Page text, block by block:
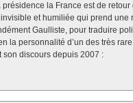
la France est de
et humiliée qui prend une
Gaulliste, pour traduire
la personnalité d’un des très
son discours depuis 2007 :